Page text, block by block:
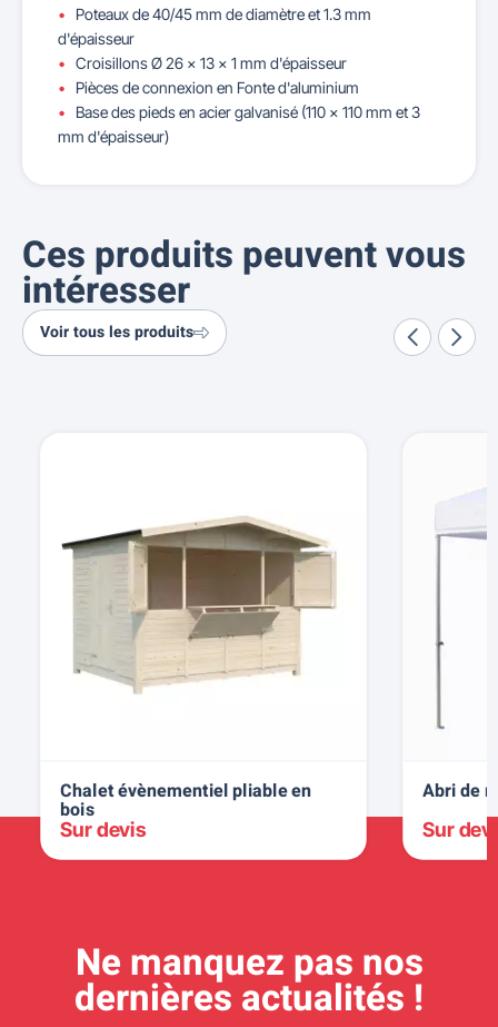
Poteaux de 40/45 mm de diamètre et 1.3 mm
d'épaisseur
Croisillons Ø 26 x 13 x 1 mm d'épaisseur
Pièces de connexion en Fonte d'aluminium
Base des pieds en acier galvanisé (110 x 110 mm et 3
mm d'épaisseur)
Ces produits peuvent vous
intéresser
Voir tous les produits
Chalet évènementiel pliable en
bois
Sur devis
Abri de
Sur
Ne manquez pas nos
dernières actualités !